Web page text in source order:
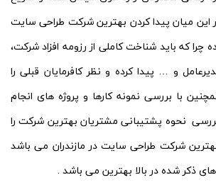
میان پیدا کردن بهترین شرکت طراحی سایت
چرا که باید شناخت کاملی از رزومه افزاد شرکت،
و … پیدا کرده و نظر کافرمایان قبلی را
با بررسی نمونه کارها و پروژه های انجام
نحوه پشتیبانی مشتریان بهترین شرکت را
شرکت طراحی سایت در مازندران می باشد
ذکر شده در بالا بهترین می باشد .